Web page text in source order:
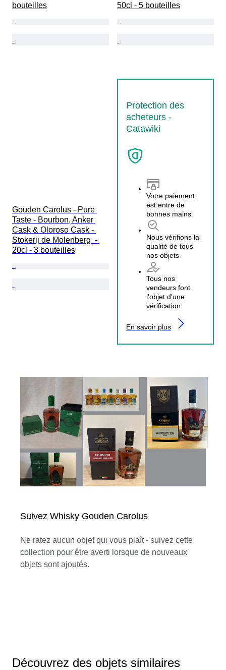
bouteilles
50cl - 5 bouteilles
Gouden Carolus - Pure
Taste - Bourbon, Anker
Cask & Oloroso Cask -
Stokerij de Molenberg  -
20cl - 3 bouteilles
Protection des
acheteurs -
Catawiki
Votre paiement
est entre de
bonnes mains
Nous vérifions la
qualité de tous
nos objets
Tous nos
vendeurs font
l’objet d’une
vérification
En savoir plus
Suivez Whisky Gouden Carolus
Ne ratez aucun objet qui vous plaît - suivez cette
collection pour être averti lorsque de nouveaux
objets sont ajoutés.
Découvrez des objets similaires